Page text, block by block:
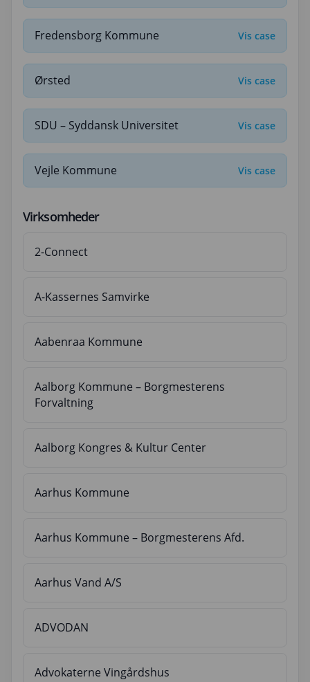
Fredensborg Kommune Vis case
Ørsted Vis case
SDU – Syddansk Universitet Vis case
Vejle Kommune Vis case
Virksomheder
2-Connect
A-Kassernes Samvirke
Aabenraa Kommune
Aalborg Kommune – Borgmesterens
Forvaltning
Aalborg Kongres & Kultur Center
Aarhus Kommune
Aarhus Kommune – Borgmesterens Afd.
Aarhus Vand A/S
ADVODAN
Advokaterne Vingårdshus